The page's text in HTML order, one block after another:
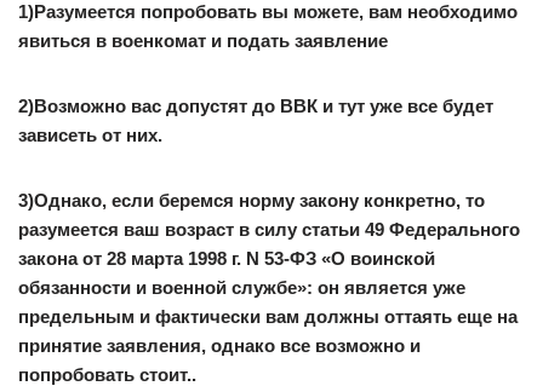
1)Разумеется попробовать вы можете, вам необходимо
явиться в военкомат и подать заявление
2)Возможно вас допустят до ВВК и тут уже все будет
зависеть от них.
3)Однако, если беремся норму закону конкретно, то
разумеется ваш возраст в силу статьи 49 Федерального
закона от 28 марта 1998 г. N 53-ФЗ «О воинской
обязанности и военной службе»: он является уже
предельным и фактически вам должны оттаять еще на
принятие заявления, однако все возможно и
попробовать стоит..